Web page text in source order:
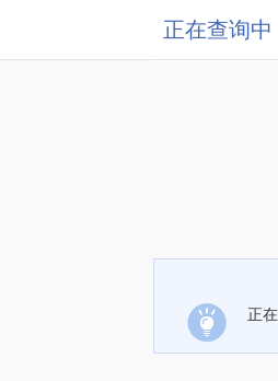
正在查询中
正